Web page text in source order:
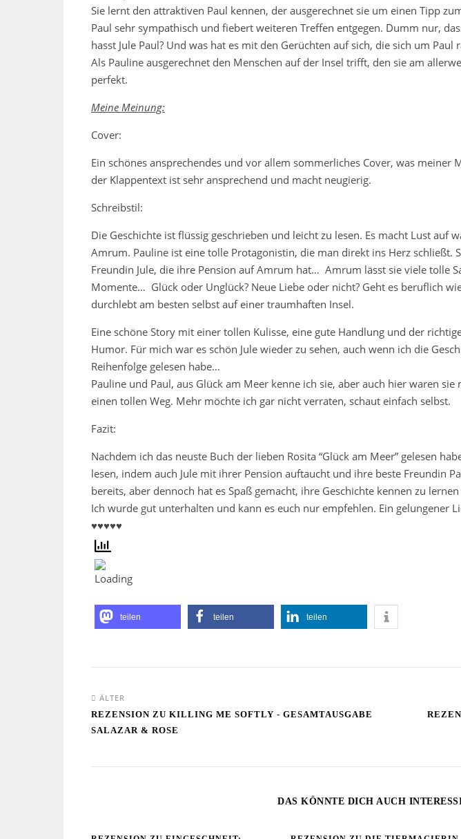
Sie lernt den attraktiven Paul kennen, der ausgerechnet sie um einen Tipp
Paul sehr sympathisch und fiebert weiteren Treffen entgegen. Dumm nur,
hasst Jule Paul? Und was hat es mit den Gerüchten auf sich, die sich um Paul
Als Pauline ausgerechnet den Menschen auf der Insel trifft, den sie am
perfekt.
Meine Meinung:
Cover:
Ein schönes ansprechendes und vor allem sommerliches Cover, was meiner
der Klappentext ist sehr ansprechend und macht neugierig.
Schreibstil:
Die Geschichte ist flüssig geschrieben und leicht zu lesen. Es macht Lust auf
Amrum. Pauline ist eine tolle Protagonistin, die man direkt ins Herz schließt.
Freundin Jule, die ihre Pension auf Amrum hat… Amrum lässt sie viele tolle
Momente… Glück oder Unglück? Neue Liebe oder nicht? Geht es beruflich
durchlebt am besten selbst auf einer traumhaften Insel.
Eine schöne Story mit einer tollen Kulisse, eine gute Handlung und der
Humor. Für mich war es schön Jule wieder zu sehen, auch wenn ich die
Reihenfolge gelesen habe…
Pauline und Paul, aus Glück am Meer kenne ich sie, aber auch hier waren
einen tollen Weg. Mehr möchte ich gar nicht verraten, schaut einfach selbst.
Fazit:
Nachdem ich das neuste Buch der lieben Rosita “Glück am Meer” gelesen
lesen, indem auch Jule mit ihrer Pension auftaucht und ihre beste Freundin
bereits, aber dennoch hat es Spaß gemacht, ihre Geschichte kennen zu
Ich wurde gut unterhalten und kann es euch nur empfehlen. Ein gelungener
♥♥♥♥♥
teilen teilen teilen
ÄLTER
REZENSION ZU KILLING ME SOFTLY - GESAMTAUSGABE
SALAZAR & ROSE
DAS KÖNNTE DICH AUCH